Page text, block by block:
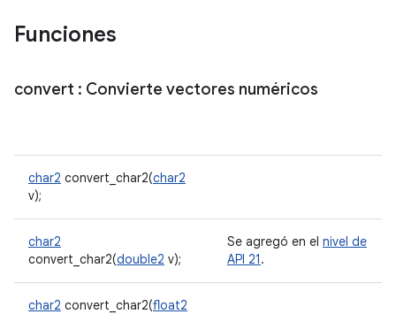
Funciones
convert : Convierte vectores numéricos
char2 convert_char2(char2
v);
char2
convert_char2(double2 v);
Se agregó en el nivel de
API 21.
char2 convert_char2(float2